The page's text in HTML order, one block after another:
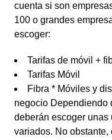
cuenta si son
100 o grandes
escoger:
Tarifas de móvil +
Tarifas Móvil
Fibra * Móviles y
negocio Dependiendo
deberán escoger unas
variados. No obstante,